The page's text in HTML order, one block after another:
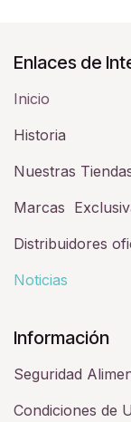
Enlaces de
Inicio
Historia​
Nuestras
Marcas
Distribuidores
Noticias
Información
Seguridad
Condiciones de